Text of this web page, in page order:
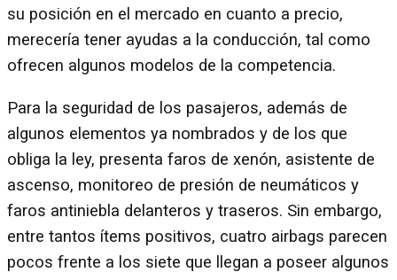
su posición en el mercado en cuanto a precio,
merecería tener ayudas a la conducción, tal como
ofrecen algunos modelos de la competencia.
Para la seguridad de los pasajeros, además de
algunos elementos ya nombrados y de los que
obliga la ley, presenta faros de xenón, asistente de
ascenso, monitoreo de presión de neumáticos y
faros antiniebla delanteros y traseros. Sin embargo,
entre tantos ítems positivos, cuatro airbags parecen
pocos frente a los siete que llegan a poseer algunos